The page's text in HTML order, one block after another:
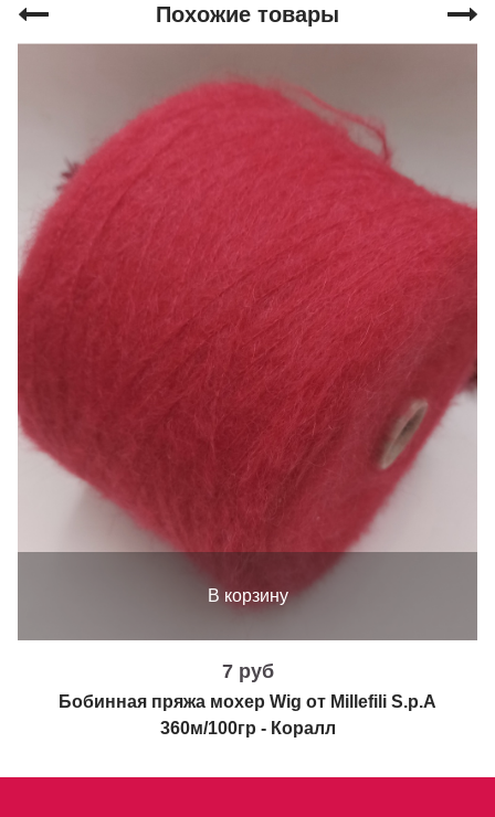
Похожие товары
В корзину
7 руб
Бобинная пряжа мохер Wig от Millefili S.p.A
360м/100гр - Коралл